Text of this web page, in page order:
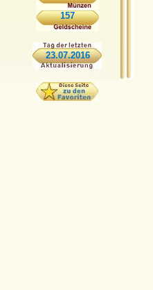
157
23.07.2016